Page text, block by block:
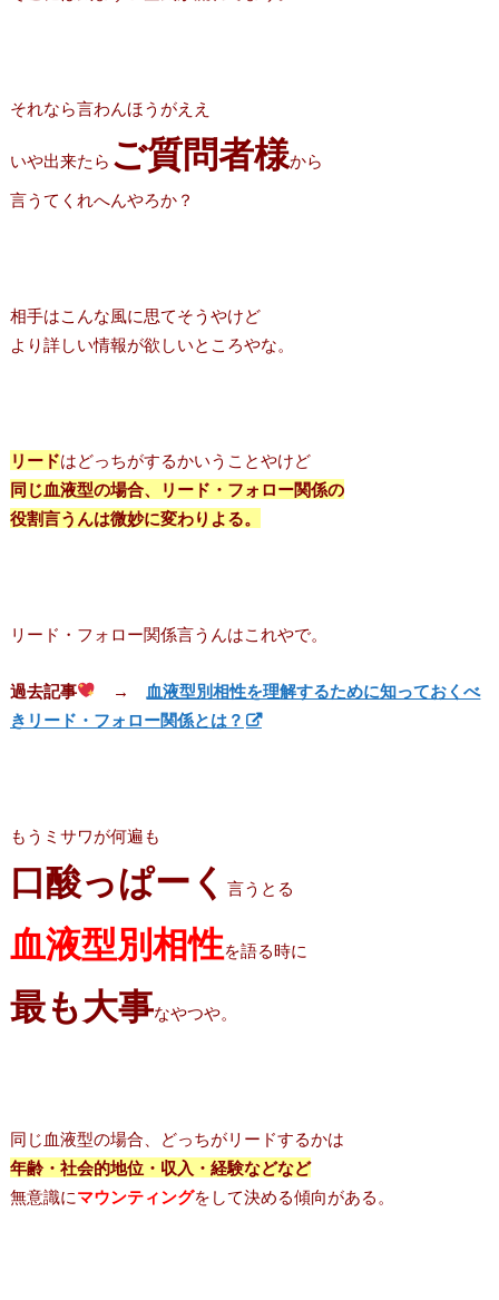
それなら言わんほうがええ
いや出来たら ご質問者様から
言うてくれへんやろか？
相手はこんな風に思てそうやけど
より詳しい情報が欲しいところやな。
リードはどっちがするかいうことやけど
同じ血液型の場合、リード・フォロー関係の
役割言うんは微妙に変わりよる。
リード・フォロー関係言うんはこれやで。
過去記事 → 血液型別相性を理解するために知っておくべ
きリード・フォロー関係とは？
もうミサワが何遍も
口酸っぱーく 言うとる
血液型別相性を語る時に
最も大事なやつや。
同じ血液型の場合、どっちがリードするかは
年齢・社会的地位・収入・経験などなど
無意識にマウンティングをして決める傾向がある。